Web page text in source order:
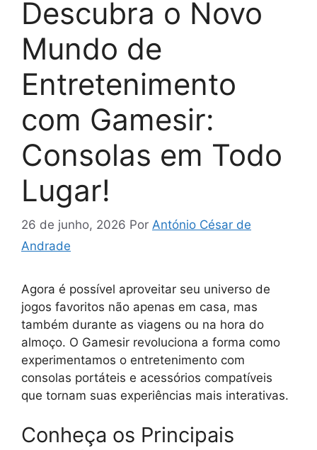
Descubra o Novo
Mundo de
Entretenimento
com Gamesir:
Consolas em Todo
Lugar!
26 de junho, 2026 Por António César de
Andrade
Agora é possível aproveitar seu universo de
jogos favoritos não apenas em casa, mas
também durante as viagens ou na hora do
almoço. O Gamesir revoluciona a forma como
experimentamos o entretenimento com
consolas portáteis e acessórios compatíveis
que tornam suas experiências mais interativas.
Conheça os Principais